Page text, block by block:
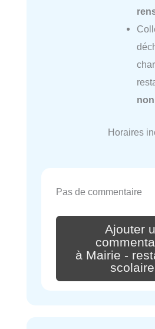
Horaires
Pas de commentaire
Ajouter
à Mairie -
scolaire